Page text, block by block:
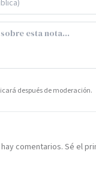
después de moderación.
hay comentarios. Sé el